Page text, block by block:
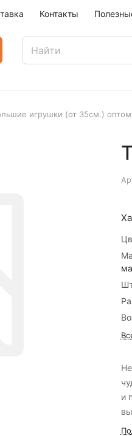
Контакты
игрушки (от 35см.) оптом
и